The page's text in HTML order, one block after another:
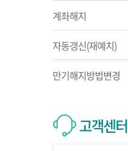
계좌해지
자동갱신(재예치)
만기해지방법변경
고객센터